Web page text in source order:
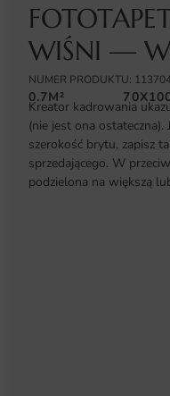
WIŚNI —
NUMER PRODUKTU:
0.7M²
Kreator kadrowania
(nie jest ona
szerokość brytu, zapisz
sprzedającego. W
podzielona na większą